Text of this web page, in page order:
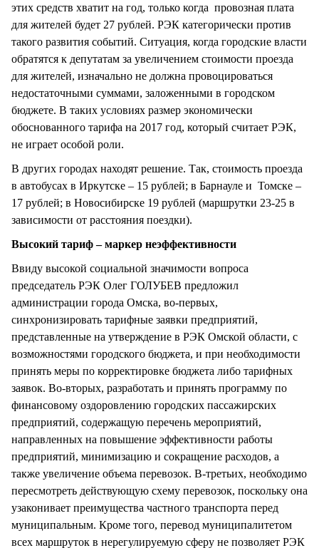
этих средств хватит на год, только когда провозная плата
для жителей будет 27 рублей. РЭК категорически против
такого развития событий. Ситуация, когда городские власти
обратятся к депутатам за увеличением стоимости проезда
для жителей, изначально не должна провоцироваться
недостаточными суммами, заложенными в городском
бюджете. В таких условиях размер экономически
обоснованного тарифа на 2017 год, который считает РЭК,
не играет особой роли.
В других городах находят решение. Так, стоимость проезда
в автобусах в Иркутске – 15 рублей; в Барнауле и Томске –
17 рублей; в Новосибирске 19 рублей (маршрутки 23-25 в
зависимости от расстояния поездки).
Высокий тариф – маркер неэффективности
Ввиду высокой социальной значимости вопроса
председатель РЭК Олег ГОЛУБЕВ предложил
администрации города Омска, во-первых,
синхронизировать тарифные заявки предприятий,
представленные на утверждение в РЭК Омской области, с
возможностями городского бюджета, и при необходимости
принять меры по корректировке бюджета либо тарифных
заявок. Во-вторых, разработать и принять программу по
финансовому оздоровлению городских пассажирских
предприятий, содержащую перечень мероприятий,
направленных на повышение эффективности работы
предприятий, минимизацию и сокращение расходов, а
также увеличение объема перевозок. В-третьих, необходимо
пересмотреть действующую схему перевозок, поскольку она
узаконивает преимущества частного транспорта перед
муниципальным. Кроме того, перевод муниципалитетом
всех маршруток в нерегулируемую сферу не позволяет РЭК